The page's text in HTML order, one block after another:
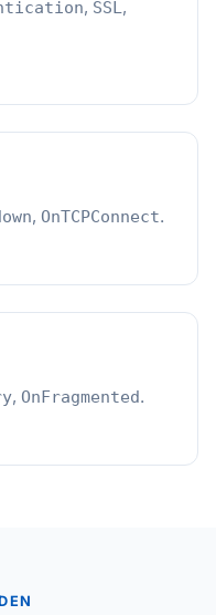
, SSL,
, OnTCPConnect.
, OnFragmented.